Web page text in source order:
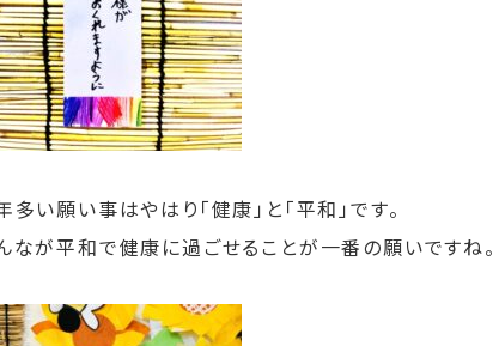
多い願い事はやはり「健康」と「平和」です。
なが平和で健康に過ごせることが一番の願いですね。